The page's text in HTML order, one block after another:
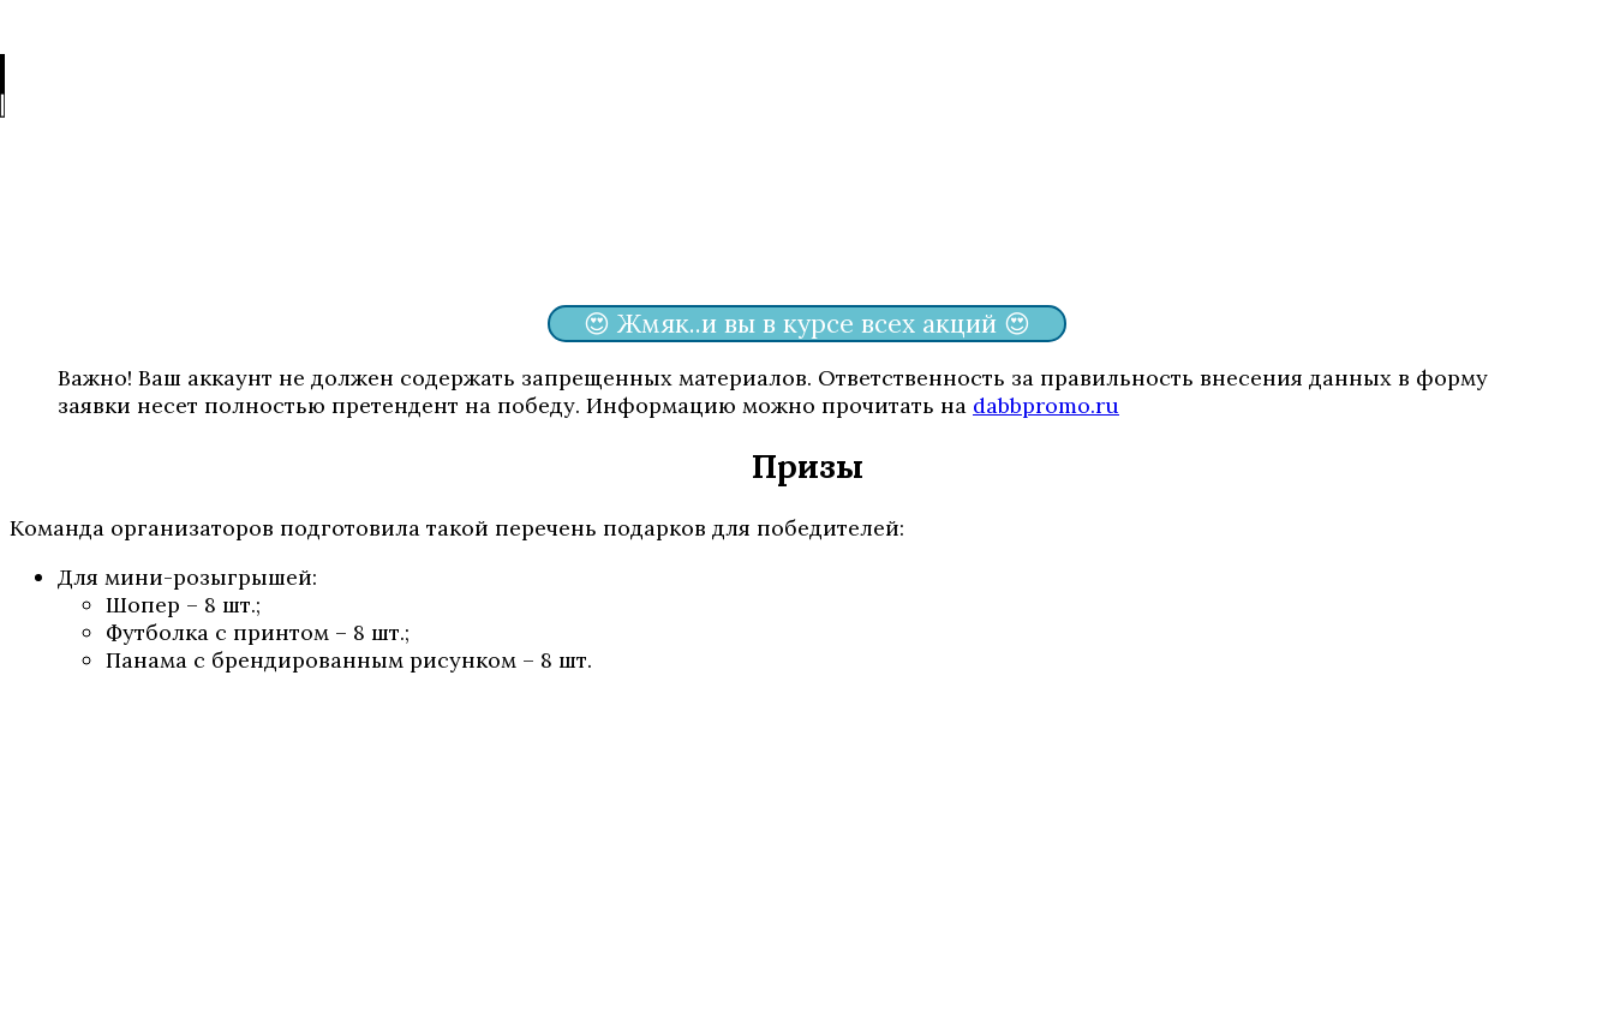
😍 Жмяк..и вы в курсе всех акций 😍
Важно! Ваш аккаунт не должен содержать запрещенных материалов. Ответственность за правильность внесения данных в форму
заявки несет полностью претендент на победу. Информацию можно прочитать на dabbpromo.ru
Призы
Команда организаторов подготовила такой перечень подарков для победителей:
Для мини-розыгрышей:
Шопер – 8 шт.;
Футболка с принтом – 8 шт.;
Панама с брендированным рисунком – 8 шт.